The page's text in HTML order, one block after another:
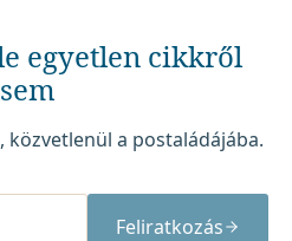
egyetlen cikkről
sem
közvetlenül a postaládájába.
Feliratkozás